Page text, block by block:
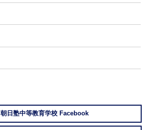
朝日塾中等教育学校 Facebook